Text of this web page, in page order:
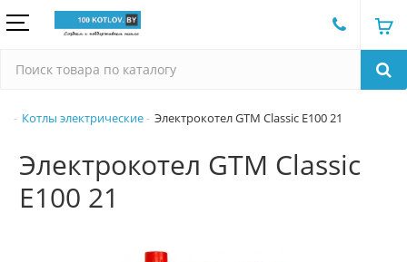
Котлы электрические Электрокотел GTM Classic E100 21
Электрокотел GTM Classic
E100 21